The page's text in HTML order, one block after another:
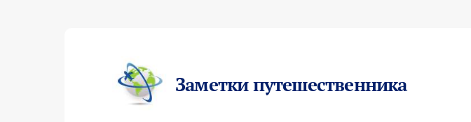
Заметки путешественника